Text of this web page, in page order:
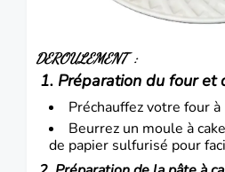
DEROULEMENT :
1. Préparation du four et
Préchauffez votre four
Beurrez un moule à
de papier sulfurisé pour